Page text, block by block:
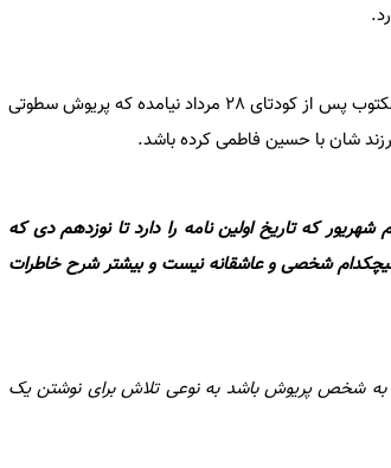
نه در کتاب گرامافون و نه در هیچ سند و مدرک و انبوهی از کتب و آثار مکتوب پس از کودتای 28 مرداد نیامده که پریوش سطوتی
شان با حسین فاطمی کرده باشد.
از دوم شهریور که تاریخ اولین نامه را دارد تا نوزدهم دی که
شخصی و عاشقانه نیست و بیشتر شرح خاطرات
به شخص پریوش باشد به نوعی تلاش برای نوشتن یک